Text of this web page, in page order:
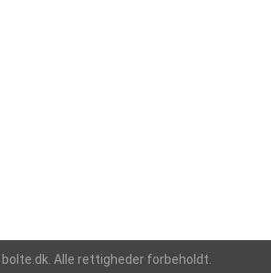
Alle rettigheder forbeholdt.